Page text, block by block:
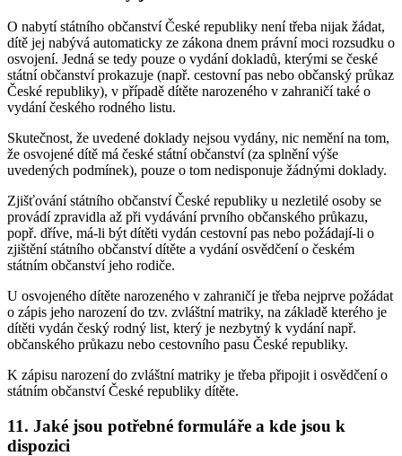
O nabytí státního občanství České republiky není třeba nijak žádat,
dítě jej nabývá automaticky ze zákona dnem právní moci rozsudku o
osvojení. Jedná se tedy pouze o vydání dokladů, kterými se české
státní občanství prokazuje (např. cestovní pas nebo občanský průkaz
České republiky), v případě dítěte narozeného v zahraničí také o
vydání českého rodného listu.
Skutečnost, že uvedené doklady nejsou vydány, nic nemění na tom,
že osvojené dítě má české státní občanství (za splnění výše
uvedených podmínek), pouze o tom nedisponuje žádnými doklady.
Zjišťování státního občanství České republiky u nezletilé osoby se
provádí zpravidla až při vydávání prvního občanského průkazu,
popř. dříve, má-li být dítěti vydán cestovní pas nebo požádají-li o
zjištění státního občanství dítěte a vydání osvědčení o českém
státním občanství jeho rodiče.
U osvojeného dítěte narozeného v zahraničí je třeba nejprve požádat
o zápis jeho narození do tzv. zvláštní matriky, na základě kterého je
dítěti vydán český rodný list, který je nezbytný k vydání např.
občanského průkazu nebo cestovního pasu České republiky.
K zápisu narození do zvláštní matriky je třeba připojit i osvědčení o
státním občanství České republiky dítěte.
11. Jaké jsou potřebné formuláře a kde jsou k
dispozici